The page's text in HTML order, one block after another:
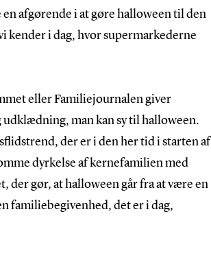
afgørende i at gøre halloween til den
kender i dag, hvor supermarkederne
eller Familiejournalen giver
udklædning, man kan sy til halloween.
der er i den her tid i starten af
dyrkelse af kernefamilien med
der gør, at halloween går fra at være en
familiebegivenhed, det er i dag,